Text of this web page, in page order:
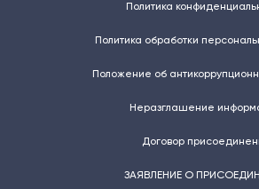
Политика
Политика обработки
Положение об
Неразглашение
Договор
ЗАЯВЛЕНИЕ О